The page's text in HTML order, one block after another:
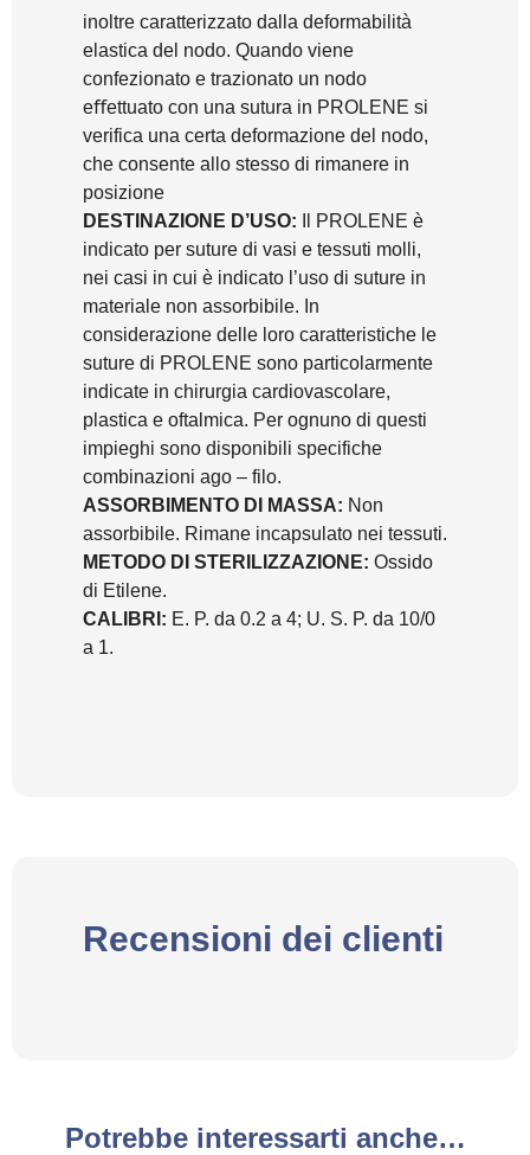
inoltre caratterizzato dalla deformabilità
elastica del nodo. Quando viene
confezionato e trazionato un nodo
eﬀettuato con una sutura in PROLENE si
verifica una certa deformazione del nodo,
che consente allo stesso di rimanere in
posizione
DESTINAZIONE D’USO: Il PROLENE è
indicato per suture di vasi e tessuti molli,
nei casi in cui è indicato l’uso di suture in
materiale non assorbibile. In
considerazione delle loro caratteristiche le
suture di PROLENE sono particolarmente
indicate in chirurgia cardiovascolare,
plastica e oftalmica. Per ognuno di questi
impieghi sono disponibili specifiche
combinazioni ago – filo.
ASSORBIMENTO DI MASSA: Non
assorbibile. Rimane incapsulato nei tessuti.
METODO DI STERILIZZAZIONE: Ossido
di Etilene.
CALIBRI: E. P. da 0.2 a 4; U. S. P. da 10/0
a 1.
Recensioni dei clienti
Potrebbe interessarti anche…